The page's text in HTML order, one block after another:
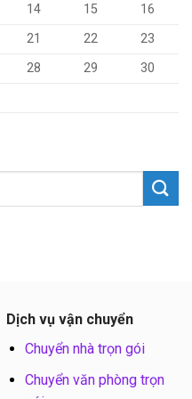
14 15
16
21 22
23
28 29
30
Dịch vụ vận chuyển
Chuyển nhà trọn gói
Chuyển văn phòng trọn